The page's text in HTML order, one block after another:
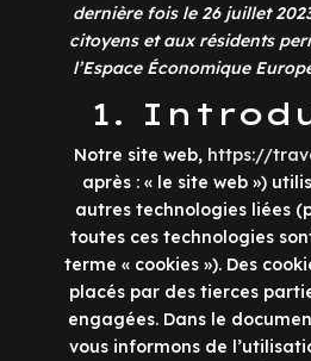
dernière fois le 26 juillet
citoyens et aux résidents
l’Espace Économique
1.
Notre site web, https://
après : « le site web »)
autres technologies liées
toutes ces technologies
terme « cookies »). Des
placés par des tierces
engagées. Dans le
vous informons de